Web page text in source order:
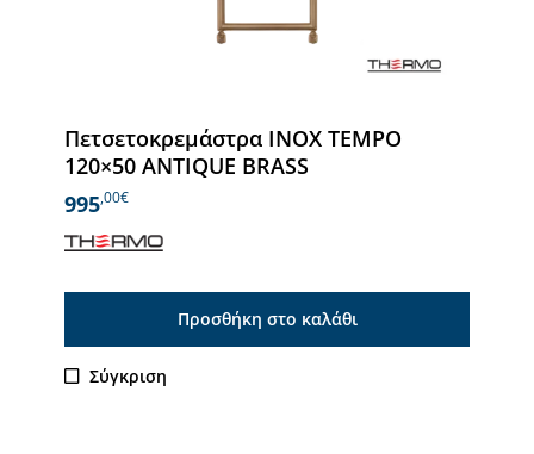
Πετσετοκρεμάστρα INOX TEMPO
120×50 ANTIQUE BRASS
995,00€
Προσθήκη στο καλάθι
Σύγκριση